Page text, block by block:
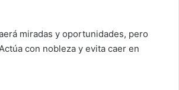
miradas y oportunidades, pero
con nobleza y evita caer en